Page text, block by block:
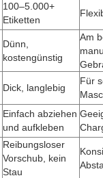
100–5.000+
Etiketten
Dünn,
kostengünstig
Am
Dick, langlebig
Für
Einfach abziehen
und aufkleben
Reibungsloser
Vorschub, kein
Stau